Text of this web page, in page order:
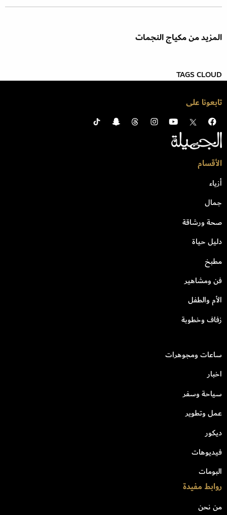
المزيد من مكياج النجمات
TAGS CLOUD
تابعونا على
الأقسام
أزياء
جمال
صحة ورشاقة
دليل حياة
مطبخ
فن ومشاهير
الأم والطفل
زفاف وخطوبة
ساعات ومجوهرات
اخبار
سياحة وسفر
عمل وتطوير
ديكور
فيديوهات
البومات
روابط مفيدة
من نحن